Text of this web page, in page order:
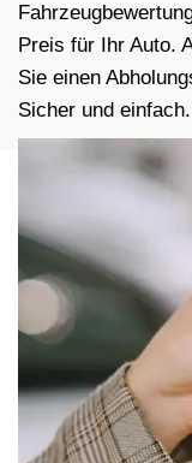
Preis für Ihr Auto.
Sie einen
Sicher und einfach.